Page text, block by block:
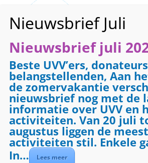
« Alle Evenementen
Evenementenreeks:Biljarten
Biljarten
oktober 9 @ 09:00-12:00
Nieuwsbrief juli
Beste UVV’ers,
belangstellenden, Aan
de zomervakantie
nieuwsbrief nog met de
informatie over UVV en
activiteiten. Van 20 juli
augustus liggen de
activiteiten stil. Enkele
In…
Lees meer